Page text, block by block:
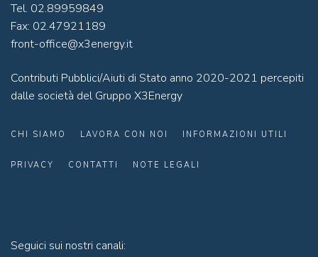
Tel. 02.89959849
Fax: 02.47921189
front-office@x3energy.it
Contributi Pubblici/Aiuti di Stato anno 2020-2021 percepiti
dalle società del Gruppo X3Energy
CHI SIAMO LAVORA CON NOI INFORMAZIONI UTILI
PRIVACY CONTATTI NOTE LEGALI
Seguici sui nostri canali: